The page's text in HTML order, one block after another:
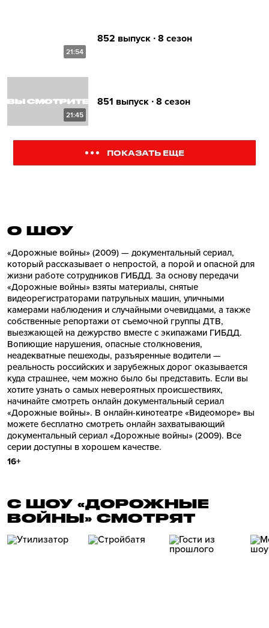
21:54
852 выпуск ∙ 8 сезон
21:45
851 выпуск ∙ 8 сезон
ПОКАЗАТЬ ЕЩЕ
О ШОУ
«Дорожные войны» (2009) — документальный сериал,
который рассказывает о непростой, а порой и опасной для
жизни работе сотрудников ГИБДД. За основу передачи
«Дорожные войны» взяты материалы, снятые
видеорегистраторами патрульных машин, уличными
камерами наблюдения и случайными очевидцами, а также
собственные репортажи от съемочной группы ДТВ,
выезжающей на дежурство вместе с экипажами ГИБДД.
Вопиющие нарушения, опасные столкновения,
неадекватные пешеходы, разъяренные водители —
реальность российских и зарубежных дорог оказывается
куда страшнее, чем можно было бы представить. Если вы
хотите узнать о самых невероятных происшествиях,
начинайте смотреть онлайн документальный сериал
«Дорожные войны». В онлайн-кинотеатре «Видеоморе» вы
можете бесплатно смотреть онлайн захватывающий
документальный сериал «Дорожные войны» (2009). Все
серии доступны в хорошем качестве.
16+
С ШОУ «ДОРОЖНЫЕ
ВОЙНЫ» СМОТРЯТ